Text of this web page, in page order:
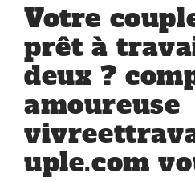
Votre
prêt à
deux ?
amoureuse
uple.com